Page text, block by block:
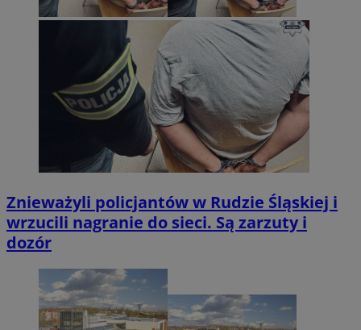
Znieważyli policjantów w Rudzie Śląskiej i
wrzucili nagranie do sieci. Są zarzuty i
dozór